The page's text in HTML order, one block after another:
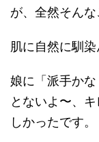
が、全然そんな
肌に自然に馴染
娘に「派手か
とないよ〜、
しかったです。